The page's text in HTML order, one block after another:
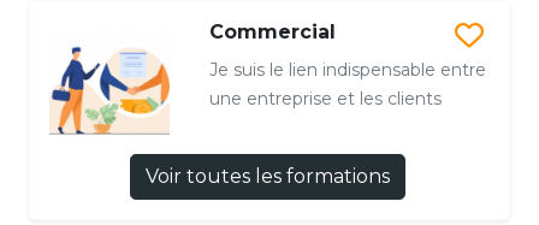
Commercial
Je suis le lien indispensable entre
une entreprise et les clients
Voir toutes les formations